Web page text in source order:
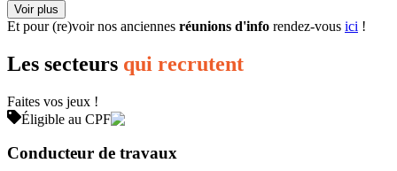
Voir plus
Et pour (re)voir nos anciennes réunions d'info rendez-vous ici !
Les secteurs qui recrutent
Faites vos jeux !
Éligible au CPF
Conducteur de travaux